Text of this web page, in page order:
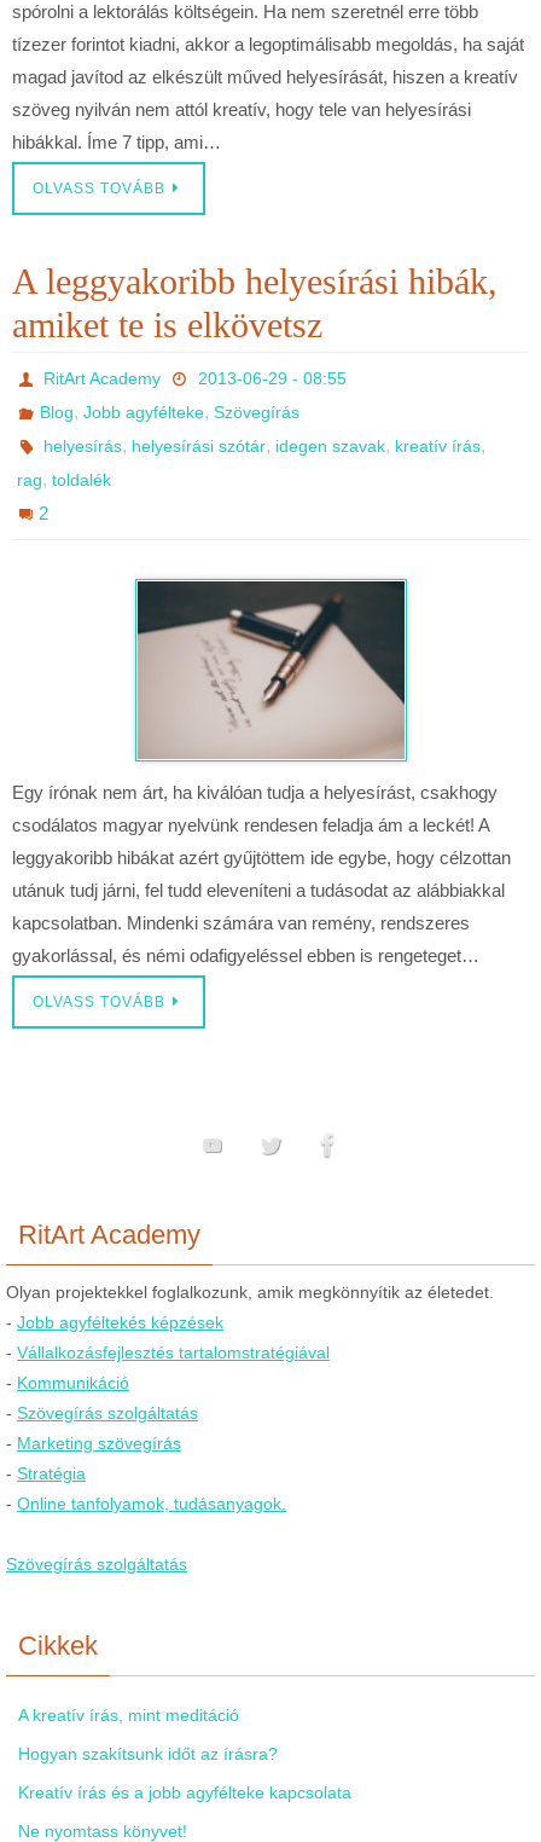
spórolni a lektorálás költségein. Ha nem szeretnél erre több
tízezer forintot kiadni, akkor a legoptimálisabb megoldás, ha saját
magad javítod az elkészült műved helyesírását, hiszen a kreatív
szöveg nyilván nem attól kreatív, hogy tele van helyesírási
hibákkal. Íme 7 tipp, ami…
OLVASS TOVÁBB
A leggyakoribb helyesírási hibák,
amiket te is elkövetsz
RitArt Academy
2013-06-29 - 08:55
Blog,Jobb agyfélteke,Szövegírás
helyesírás, helyesírási szótár, idegen szavak, kreatív írás,
rag, toldalék
2
Egy írónak nem árt, ha kiválóan tudja a helyesírást, csakhogy
csodálatos magyar nyelvünk rendesen feladja ám a leckét! A
leggyakoribb hibákat azért gyűjtöttem ide egybe, hogy célzottan
utánuk tudj járni, fel tudd eleveníteni a tudásodat az alábbiakkal
kapcsolatban. Mindenki számára van remény, rendszeres
gyakorlással, és némi odafigyeléssel ebben is rengeteget…
OLVASS TOVÁBB
RitArt Academy
Olyan projektekkel foglalkozunk, amik megkönnyítik az életedet.
- Jobb agyféltekés képzések
- Vállalkozásfejlesztés tartalomstratégiával
- Kommunikáció
- Szövegírás szolgáltatás
- Marketing szövegírás
- Stratégia
- Online tanfolyamok, tudásanyagok.
Szövegírás szolgáltatás
Cikkek
A kreatív írás, mint meditáció
Hogyan szakítsunk időt az írásra?
Kreatív írás és a jobb agyfélteke kapcsolata
Ne nyomtass könyvet!